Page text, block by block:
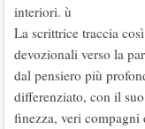
interiori. ù
La scrittrice traccia
devozionali verso la
dal pensiero più
differenziato, con il
finezza, veri compagni